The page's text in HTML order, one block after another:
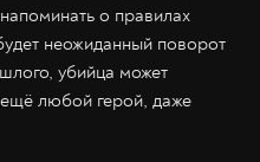
о правилах
неожиданный поворот
убийца может
ещё любой герой, даже